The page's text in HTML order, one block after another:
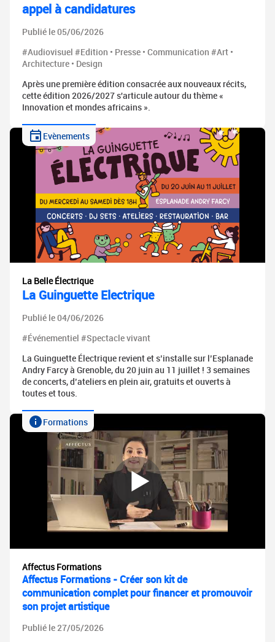
appel à candidatures
Publié le 05/06/2026
#Audiovisuel #Edition • Presse • Communication #Art •
Architecture • Design
Après une première édition consacrée aux nouveaux récits,
cette édition 2026/2027 s'articule autour du thème «
Innovation et mondes africains ».
Evènements
La Belle Électrique
La Guinguette Electrique
Publié le 04/06/2026
#Événementiel #Spectacle vivant
La Guinguette Électrique revient et s’installe sur l’Esplanade
Andry Farcy à Grenoble, du 20 juin au 11 juillet ! 3 semaines
de concerts, d’ateliers en plein air, gratuits et ouverts à
toutes et tous.
Formations
Affectus Formations
Affectus Formations - Créer son kit de
communication complet pour financer et promouvoir
son projet artistique
Publié le 27/05/2026